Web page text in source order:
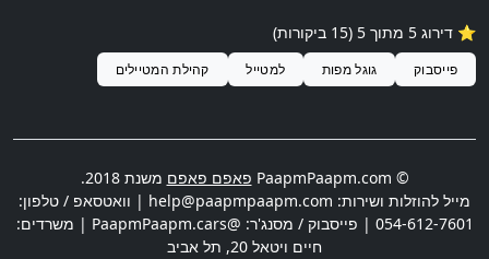
⭐️ דירוג 5 מתוך 5 (15 ביקורות)
פייסבוק גוגל מפות למטייל קהילת המטיילים
© PaapmPaapm.com פאפם פאפם משנת 2018.
מייל להוזלות ושירות: help@paapmpaapm.com | וואטסאפ / טלפון:
054-612-7601 | פייסבוק / מסנג'ר: @PaapmPaapm.cars | משרדים:
חיים ויטאל 20
, תל אביב